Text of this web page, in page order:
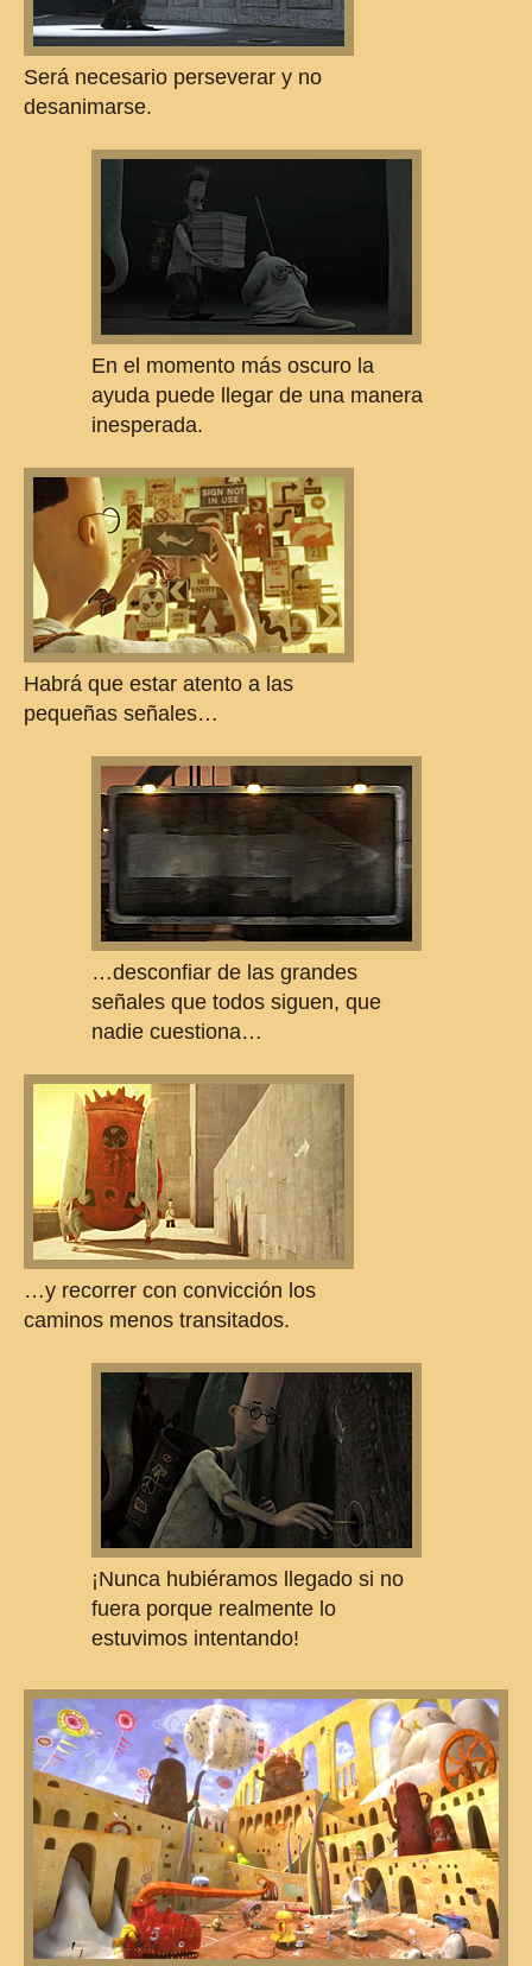
Será necesario perseverar y no
desanimarse.
En el momento más oscuro la
ayuda puede llegar de una manera
inesperada.
Habrá que estar atento a las
pequeñas señales…
…desconfiar de las grandes
señales que todos siguen, que
nadie cuestiona…
…y recorrer con convicción los
caminos menos transitados.
¡Nunca hubiéramos llegado si no
fuera porque realmente lo
estuvimos intentando!